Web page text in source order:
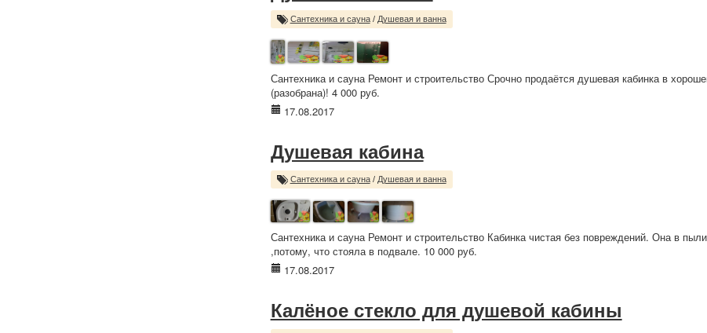
Сантехника и сауна/ Душевая и ванна
Сантехника и сауна Ремонт и строительство Срочно продаётся душевая кабинка в
(разобрана)! 4 000 руб.
17.08.2017
Душевая кабина
Сантехника и сауна/ Душевая и ванна
Сантехника и сауна Ремонт и строительство Кабинка чистая без повреждений. Она в
,потому, что стояла в подвале. 10 000 руб.
17.08.2017
Калёное стекло для душевой кабины